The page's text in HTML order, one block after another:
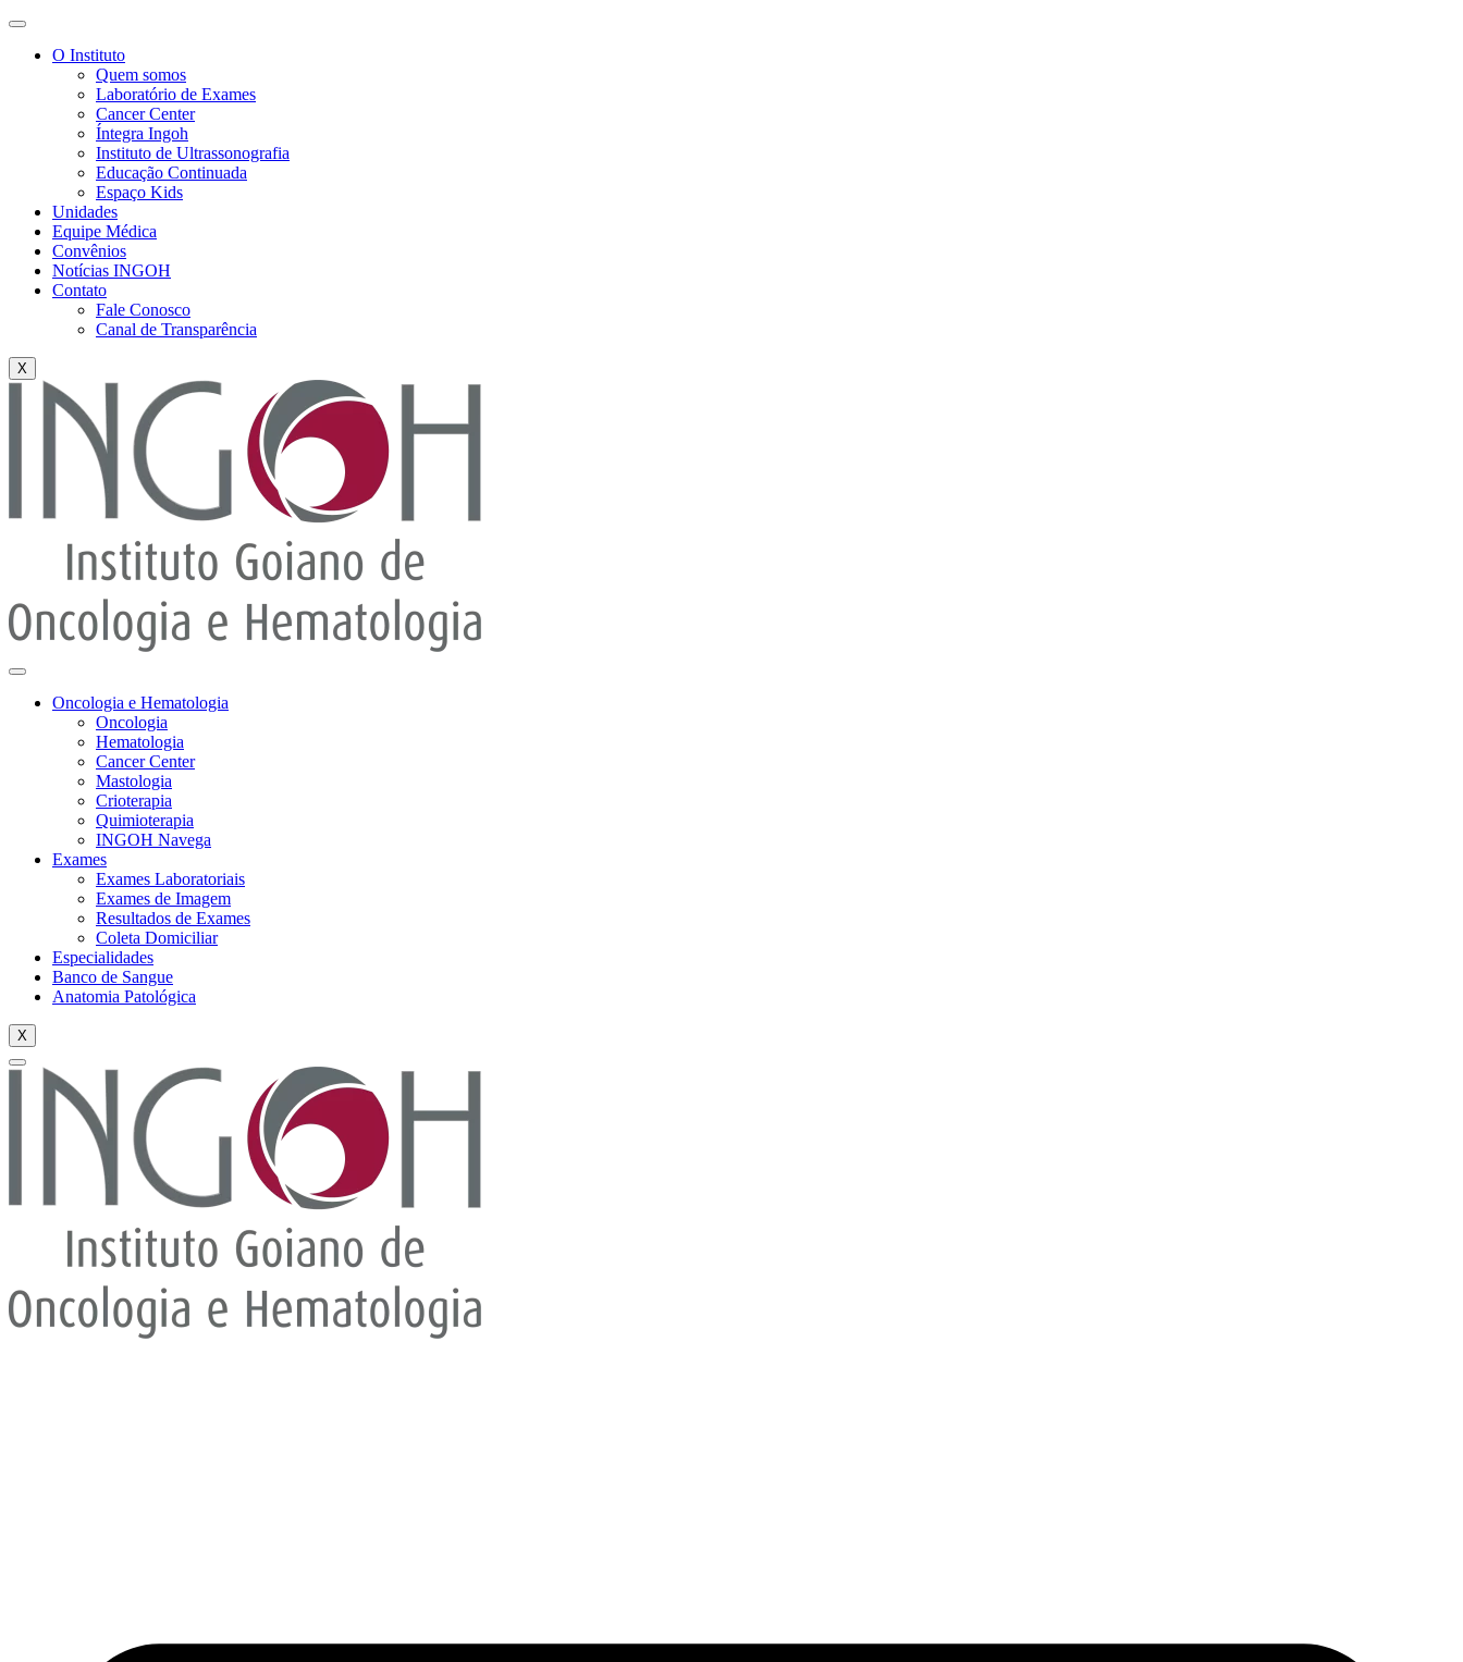
O Instituto
Quem somos
Laboratório de Exames
Cancer Center
Íntegra Ingoh
Instituto de Ultrassonografia
Educação Continuada
Espaço Kids
Unidades
Equipe Médica
Convênios
Notícias INGOH
Contato
Fale Conosco
Canal de Transparência
X
Oncologia e Hematologia
Oncologia
Hematologia
Cancer Center
Mastologia
Crioterapia
Quimioterapia
INGOH Navega
Exames
Exames Laboratoriais
Exames de Imagem
Resultados de Exames
Coleta Domiciliar
Especialidades
Banco de Sangue
Anatomia Patológica
X